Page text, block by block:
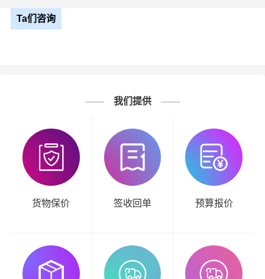
Ta们咨询
我们提供
货物保价 签收回单 预算报价